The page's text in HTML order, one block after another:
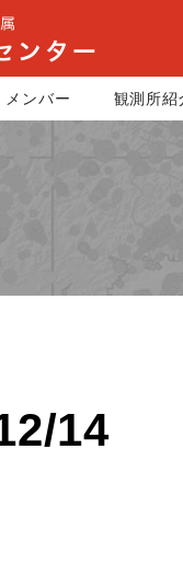
メンバー 観測所紹
14